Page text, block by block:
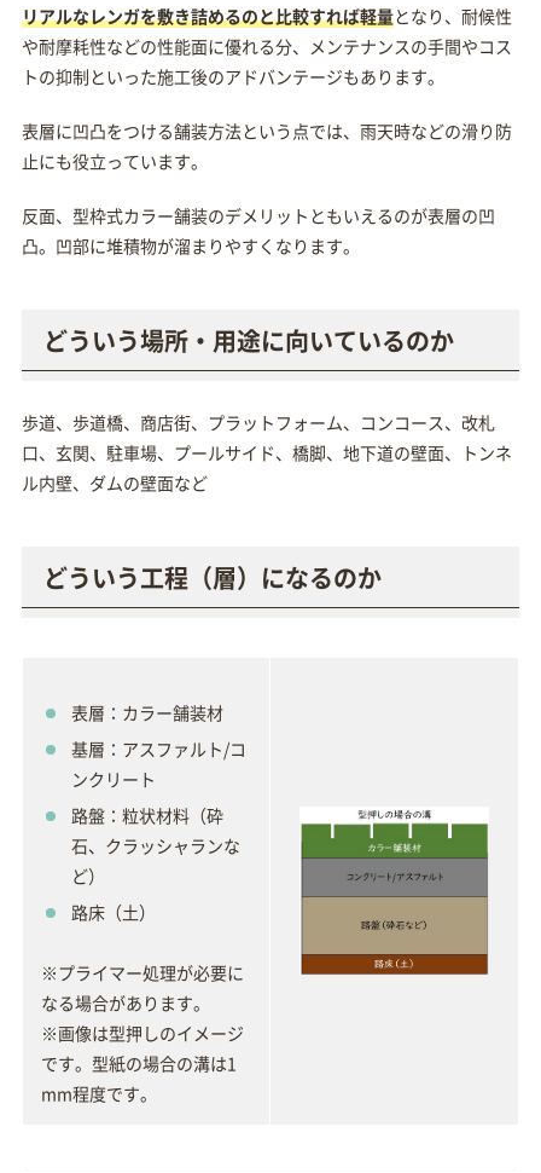
リアルなレンガを敷き詰めるのと比較すれば軽量となり、耐候性
や耐摩耗性などの性能面に優れる分、メンテナンスの手間やコス
トの抑制といった施工後のアドバンテージもあります。
表層に凹凸をつける舗装方法という点では、雨天時などの滑り防
止にも役立っています。
反面、型枠式カラー舗装のデメリットともいえるのが表層の凹
凸。凹部に堆積物が溜まりやすくなります。
どういう場所・用途に向いているのか
歩道、歩道橋、商店街、プラットフォーム、コンコース、改札
口、玄関、駐車場、プールサイド、橋脚、地下道の壁面、トンネ
ル内壁、ダムの壁面など
どういう工程（層）になるのか
表層：カラー舗装材
基層：アスファルト/コ
ンクリート
路盤：粒状材料（砕
石、クラッシャランな
ど）
路床（土）
※プライマー処理が必要に
なる場合があります。
※画像は型押しのイメージ
です。型紙の場合の溝は1
mm程度です。